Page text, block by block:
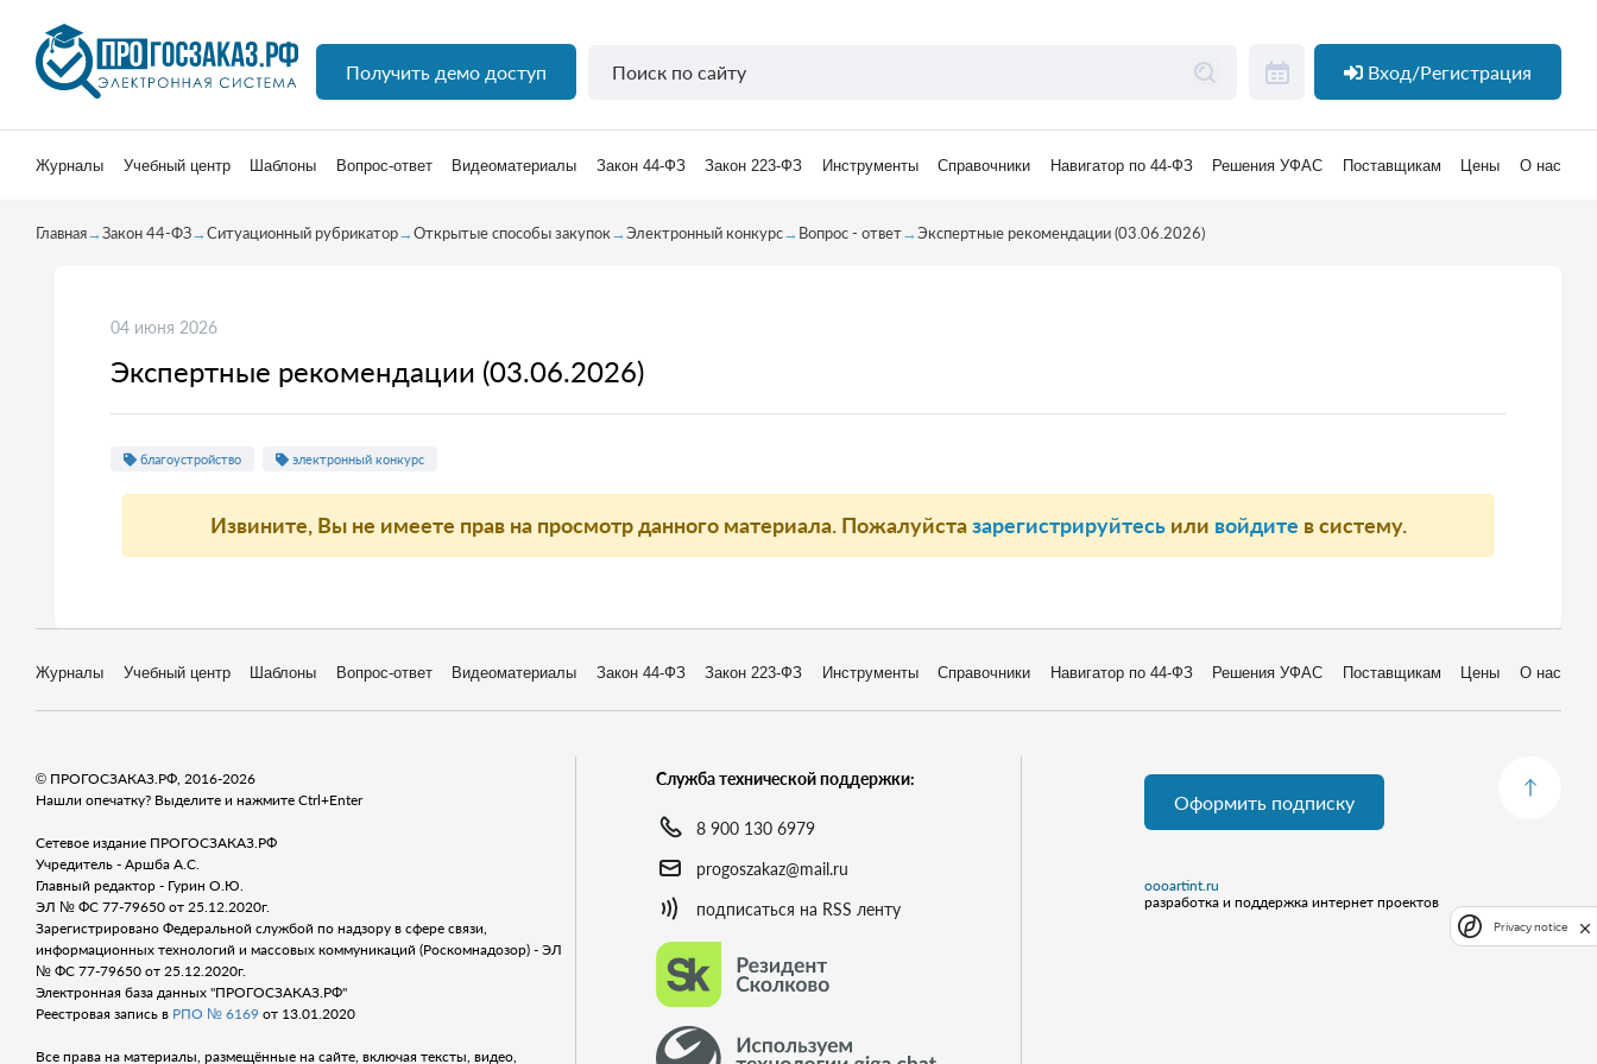
Получить демо доступ Вход/Регистрация
Журналы Учебный центр Шаблоны Вопрос-ответ Видеоматериалы Закон 44-ФЗ Закон 223-ФЗ Инструменты Справочники Навигатор по 44-ФЗ Решения УФАС Поставщикам Цены О нас
Главная→Закон 44-ФЗ→Ситуационный рубрикатор→Открытые способы закупок→Электронный конкурс→Вопрос - ответ→Экспертные рекомендации (03.06.2026)
04 июня 2026
Экспертные рекомендации (03.06.2026)
благоустройство электронный конкурс
Извините, Вы не имеете прав на просмотр данного материала. Пожалуйстазарегистрируйтесьили войдите в систему.
Журналы Учебный центр Шаблоны Вопрос-ответ Видеоматериалы Закон 44-ФЗ Закон 223-ФЗ Инструменты Справочники Навигатор по 44-ФЗ Решения УФАС Поставщикам Цены О нас
© ПРОГОСЗАКАЗ.РФ, 2016-2026
Нашли опечатку? Выделите и нажмите Ctrl+Enter
Сетевое издание ПРОГОСЗАКАЗ.РФ
Учредитель - Аршба А.С.
Главный редактор - Гурин О.Ю.
ЭЛ № ФС 77-79650 от 25.12.2020г.
Зарегистрировано Федеральной службой по надзору в сфере связи,
информационных технологий и массовых коммуникаций (Роскомнадозор) - ЭЛ
№ ФС 77-79650 от 25.12.2020г.
Электронная база данных "ПРОГОСЗАКАЗ.РФ"
Реестровая запись в РПО № 6169 от 13.01.2020
Все права на материалы, размещённые на сайте, включая тексты, видео,
Служба технической поддержки:
8 900 130 6979
progoszakaz@mail.ru
подписаться на RSS ленту
Оформить подписку
oooartint.ru
разработка и поддержка интернет проектов
Privacy notice